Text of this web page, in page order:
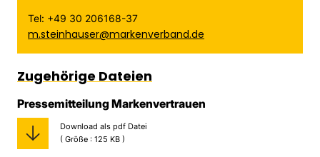
Tel: +49 30 206168-37
m.steinhauser@markenverband.de
Zugehörige Dateien
Pressemitteilung Markenvertrauen
Download als pdf Datei
( Größe : 125 KB )